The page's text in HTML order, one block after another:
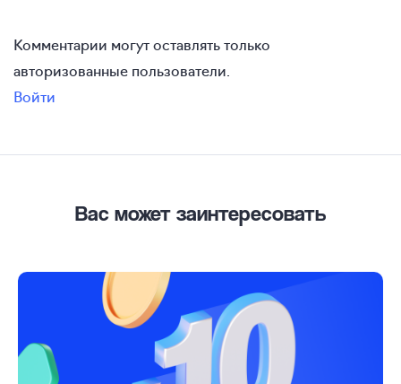
Комментарии могут оставлять только
авторизованные пользователи.
Войти
Вас может заинтересовать